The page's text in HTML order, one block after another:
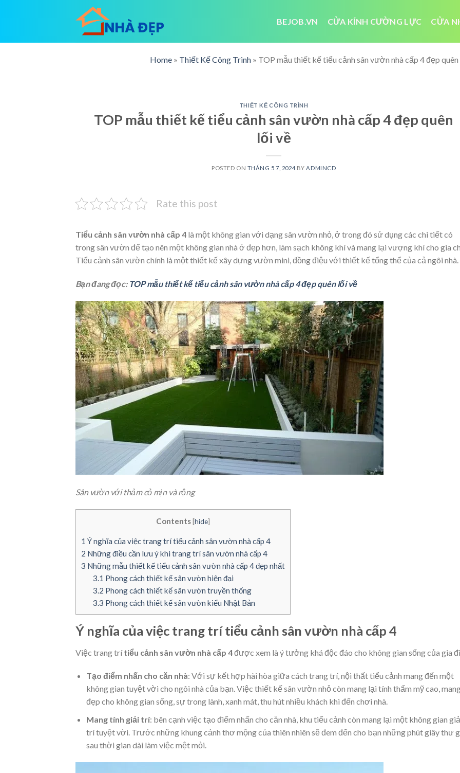
BEJOB.VN CỬA KÍNH CƯỜNG LỰC CỬA
Home » Thiết Kế Công Trình » TOP mẫu thiết kế tiểu cảnh sân vườn nhà cấp 4 đẹp
THIẾT KẾ CÔNG TRÌNH
TOP mẫu thiết kế tiểu cảnh sân vườn nhà cấp 4 đẹp quên
lối về
POSTED ON THÁNG 5 7, 2024 BYADMINCD
Rate this post
Tiểu cảnh sân vườn nhà cấp 4 là một không gian với dạng sân vườn nhỏ, ở trong đó sử dụng các chi tiết có
trong sân vườn để tạo nên một không gian nhà ở đẹp hơn, làm sạch không khí và mang lại vượng khí cho gia
Tiểu cảnh sân vườn chính là một thiết kế xây dựng vườn mini, đồng điệu với thiết kế tổng thể của cả ngôi nhà.
Bạn đang đọc: TOP mẫu thiết kế tiểu cảnh sân vườn nhà cấp 4 đẹp quên lối về
Sân vườn với thảm cỏ mịn và rộng
Contents[hide]
1 Ý nghĩa của việc trang trí tiểu cảnh sân vườn nhà cấp 4
2 Những điều cần lưu ý khi trang trí sân vườn nhà cấp 4
3 Những mẫu thiết kế tiểu cảnh sân vườn nhà cấp 4 đẹp nhất
3.1 Phong cách thiết kế sân vườn hiện đại
3.2 Phong cách thiết kế sân vườn truyền thống
3.3 Phong cách thiết kế sân vườn kiểu Nhật Bản
Ý nghĩa của việc trang trí tiểu cảnh sân vườn nhà cấp 4
Việc trang trítiểu cảnh sân vườn nhà cấp 4được xem là ý tưởng khá độc đáo cho không gian sống của gia
Tạo điểm nhấn cho căn nhà: Với sự kết hợp hài hòa giữa cách trang trí, nội thất tiểu cảnh mang đến một
không gian tuyệt vời cho ngôi nhà của bạn. Việc thiết kế sân vườn nhỏ còn mang lại tính thẩm mỹ cao,
đẹp cho không gian sống, sự trong lành, xanh mát, thu hút nhiều khách khi đến chơi nhà.
Mang tính giải trí: bên cạnh việc tạo điểm nhấn cho căn nhà, khu tiểu cảnh còn mang lại một không gian
trí tuyệt vời. Trước những khung cảnh thơ mộng của thiên nhiên sẽ đem đến cho bạn những phút giây thư
sau thời gian dài làm việc mệt mỏi.